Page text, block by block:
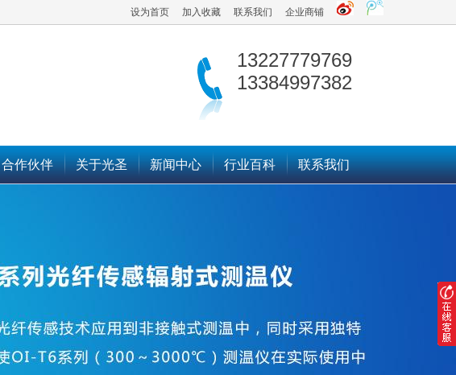
设为首页 加入收藏 联系我们 企业商铺
13227779769
13384997382
合作伙伴 关于光圣 新闻中心 行业百科 联系我们